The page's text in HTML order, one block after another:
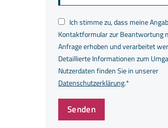
Ich stimme zu, dass meine
Kontaktformular zur Beantwortung
Anfrage erhoben und verarbeitet
Detaillierte Informationen zum
Nutzerdaten finden Sie in unserer
Datenschutzerklärung.*
Senden